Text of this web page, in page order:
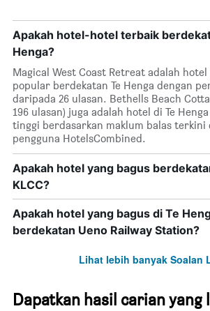
Apakah hotel-hotel terbaik
Henga?
Magical West Coast Retreat adalah hotel
popular berdekatan Te Henga dengan
daripada 26 ulasan. Bethells Beach
196 ulasan) juga adalah hotel di Te
tinggi berdasarkan maklum balas terkini
pengguna HotelsCombined.
Apakah hotel yang bagus
KLCC?
Apakah hotel yang bagus di Te
berdekatan Ueno Railway Station?
Lihat lebih banyak Soalan
Dapatkan hasil carian yang